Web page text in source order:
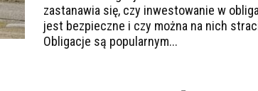
zastanawia się, czy inwestowanie w
jest bezpieczne i czy można na nich
Obligacje są popularnym...